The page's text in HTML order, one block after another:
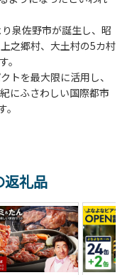
泉佐野市が誕生し、昭
之郷村、大土村の5カ村
。
トを最大限に活用し、
にふさわしい国際都市
返礼品